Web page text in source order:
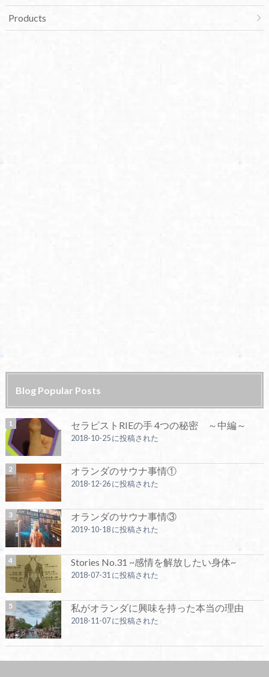
Products
Blog Popular Posts
セラピストRIEの手 4つの秘密 ～中編～
2018-10-25 に投稿された
オランダのサウナ事情①
2018-12-26 に投稿された
オランダのサウナ事情③
2019-10-18 に投稿された
Stories No.31 ~感情を解放したい身体~
2018-07-31 に投稿された
私がオランダに興味を持った本当の理由
2018-11-07 に投稿された